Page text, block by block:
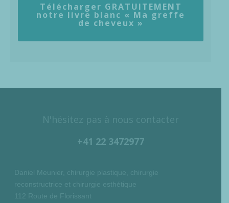
Télécharger GRATUITEMENT
notre livre blanc « Ma greffe
de cheveux »
N'hésitez pas à nous contacter
+41 22 3472977
Daniel Meunier, chirurgie plastique, chirurgie
reconstructrice et chirurgie esthétique
112 Route de Florissant